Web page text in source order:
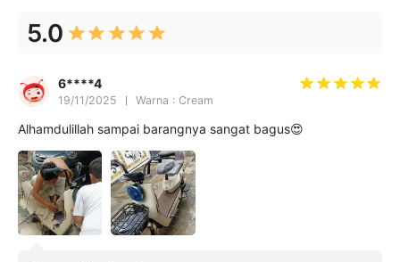
5.0
6****4
19/11/2025 Warna : Cream
Alhamdulillah sampai barangnya sangat bagus😍